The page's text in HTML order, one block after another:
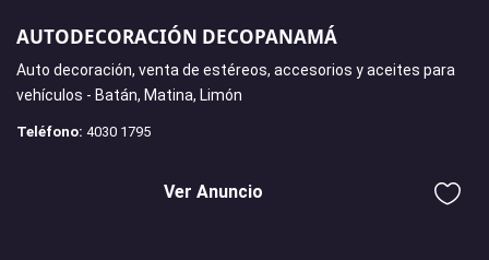
AUTODECORACIÓN DECOPANAMÁ
Auto decoración, venta de estéreos, accesorios y aceites para
vehículos - Batán, Matina, Limón
Teléfono: 4030 1795
Ver Anuncio